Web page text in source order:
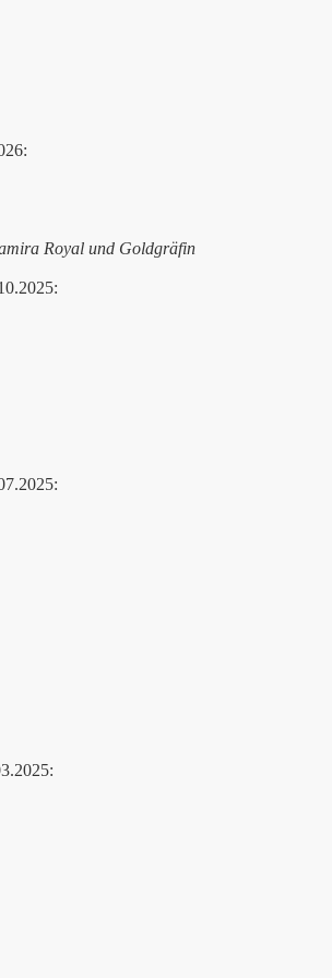
Royal und Goldgräfin